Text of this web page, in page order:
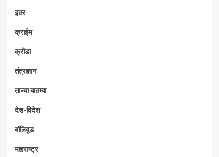
इतर
क्राईम
क्रीडा
तंत्रज्ञान
ताज्या बातम्या
देश-विदेश
बॉलिवूड
महाराष्ट्र